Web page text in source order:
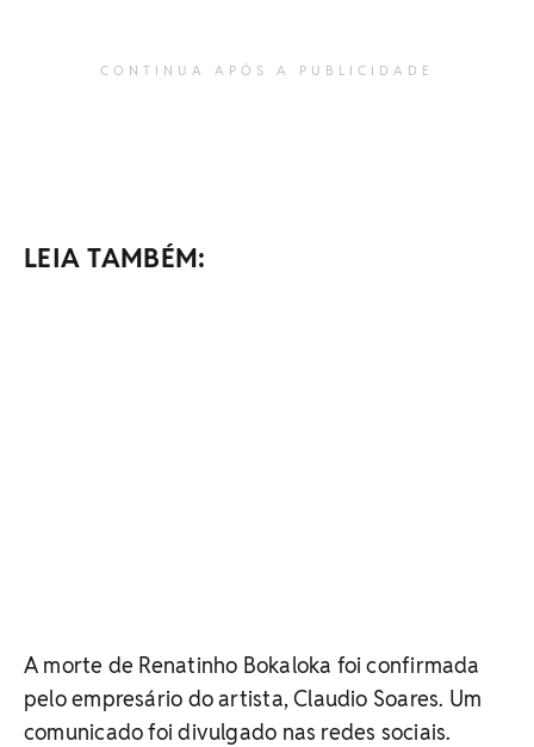
CONTINUA APÓS A PUBLICIDADE
LEIA TAMBÉM:
A morte de Renatinho Bokaloka foi confirmada
pelo empresário do artista, Claudio Soares. Um
comunicado foi divulgado nas redes sociais.